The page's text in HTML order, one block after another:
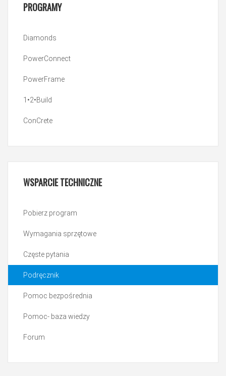
PROGRAMY
Diamonds
PowerConnect
PowerFrame
1•2•Build
ConCrete
WSPARCIETECHNICZNE
Pobierz program
Wymagania sprzętowe
Częste pytania
Podręcznik
Pomoc bezpośrednia
Pomoc- baza wiedzy
Forum